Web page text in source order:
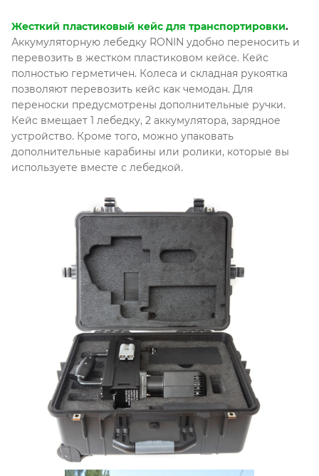
Жесткий пластиковый кейс для транспортировки.
Аккумуляторную лебедку RONIN удобно переносить и
перевозить в жестком пластиковом кейсе. Кейс
полностью герметичен. Колеса и складная рукоятка
позволяют перевозить кейс как чемодан. Для
переноски предусмотрены дополнительные ручки.
Кейс вмещает 1 лебедку, 2 аккумулятора, зарядное
устройство. Кроме того, можно упаковать
дополнительные карабины или ролики, которые вы
используете вместе с лебедкой.